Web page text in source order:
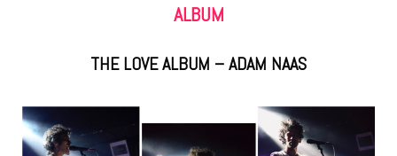
ALBUM
THE LOVE ALBUM – ADAM NAAS